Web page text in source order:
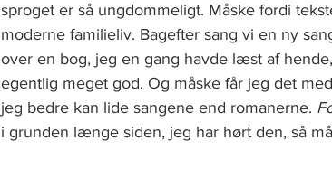
sproget er så ungdommeligt. Måske fordi
moderne familieliv. Bagefter sang vi en ny
over en bog, jeg en gang havde læst af
egentlig meget god. Og måske får jeg det
jeg bedre kan lide sangene end romanerne.
i grunden længe siden, jeg har hørt den, så